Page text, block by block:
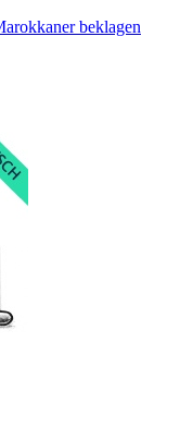
beklagen